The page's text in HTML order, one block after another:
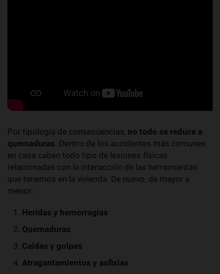
Por tipología de consecuencias, no todo se reduce a
quemaduras. Dentro de los accidentes más comunes
en casa caben todo tipo de lesiones físicas
relacionadas con la interacción de las herramientas
que tenemos en la vivienda. De nuevo, de mayor a
menor:
Heridas y hemorragias
Quemaduras
Caídas y golpes
Atragantamientos y asfixias